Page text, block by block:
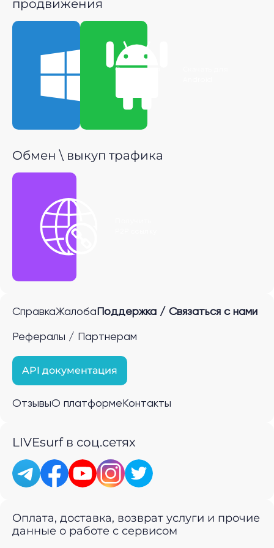
продвижения
Скачать для
Обмен \ выкуп трафика
СправкаЖалоба Поддержка / Связаться с нами
Рефералы / Партнерам
API документация
ОтзывыО платформе Контакты
LIVEsurf в соц.сетях
Оплата, доставка, возврат услуги и прочие
данные о работе с сервисом